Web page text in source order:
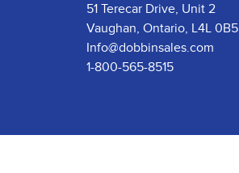
51 Terecar Drive, Unit 2
Vaughan, Ontario, L4L 0B5
Info@dobbinsales.com
1-800-565-8515